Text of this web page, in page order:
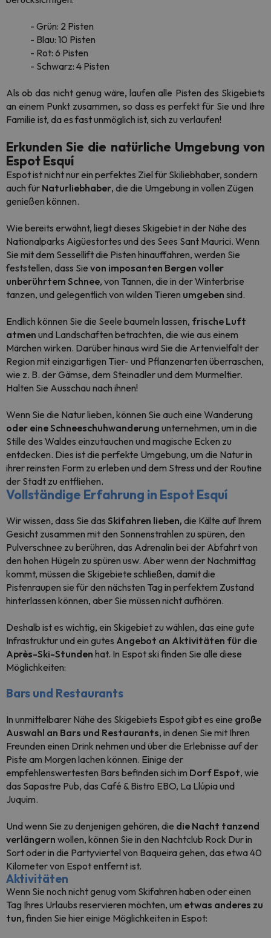
- Grün: 2 Pisten
- Blau: 10 Pisten
- Rot: 6 Pisten
- Schwarz: 4 Pisten
Als ob das nicht genug wäre, laufen alle Pisten des Skigebiets
an einem Punkt zusammen, so dass es perfekt für Sie und Ihre
Familie ist, da es fast unmöglich ist, sich zu verlaufen!
Erkunden Sie die natürliche Umgebung von
Espot Esquí
Espot ist nicht nur ein perfektes Ziel für Skiliebhaber, sondern
auch für Naturliebhaber, die die Umgebung in vollen Zügen
genießen können.
Wie bereits erwähnt, liegt dieses Skigebiet in der Nähe des
Nationalparks Aigüestortes und des Sees Sant Maurici. Wenn
Sie mit dem Sessellift die Pisten hinauffahren, werden Sie
feststellen, dass Sie von imposanten Bergen voller
unberührtem Schnee, von Tannen, die in der Winterbrise
tanzen, und gelegentlich von wilden Tieren umgeben sind.
Endlich können Sie die Seele baumeln lassen, frische Luft
atmen und Landschaften betrachten, die wie aus einem
Märchen wirken. Darüber hinaus wird Sie die Artenvielfalt der
Region mit einzigartigen Tier- und Pflanzenarten überraschen,
wie z. B. der Gämse, dem Steinadler und dem Murmeltier.
Halten Sie Ausschau nach ihnen!
Wenn Sie die Natur lieben, können Sie auch eine Wanderung
oder eine Schneeschuhwanderung unternehmen, um in die
Stille des Waldes einzutauchen und magische Ecken zu
entdecken. Dies ist die perfekte Umgebung, um die Natur in
ihrer reinsten Form zu erleben und dem Stress und der Routine
der Stadt zu entfliehen.
Vollständige Erfahrung in Espot Esquí
Wir wissen, dass Sie das Skifahren lieben, die Kälte auf Ihrem
Gesicht zusammen mit den Sonnenstrahlen zu spüren, den
Pulverschnee zu berühren, das Adrenalin bei der Abfahrt von
den hohen Hügeln zu spüren usw. Aber wenn der Nachmittag
kommt, müssen die Skigebiete schließen, damit die
Pistenraupen sie für den nächsten Tag in perfektem Zustand
hinterlassen können, aber Sie müssen nicht aufhören.
Deshalb ist es wichtig, ein Skigebiet zu wählen, das eine gute
Infrastruktur und ein gutes Angebot an Aktivitäten für die
Après-Ski-Stunden hat. In Espot ski finden Sie alle diese
Möglichkeiten:
Bars und Restaurants
In unmittelbarer Nähe des Skigebiets Espot gibt es eine große
Auswahl an Bars und Restaurants, in denen Sie mit Ihren
Freunden einen Drink nehmen und über die Erlebnisse auf der
Piste am Morgen lachen können. Einige der
empfehlenswertesten Bars befinden sich im Dorf Espot, wie
das Sapastre Pub, das Café & Bistro EBO, La Llúpia und
Juquim.
Und wenn Sie zu denjenigen gehören, die die Nacht tanzend
verlängern wollen, können Sie in den Nachtclub Rock Dur in
Sort oder in die Partyviertel von Baqueira gehen, das etwa 40
Kilometer von Espot entfernt ist.
Aktivitäten
Wenn Sie noch nicht genug vom Skifahren haben oder einen
Tag Ihres Urlaubs reservieren möchten, um etwas anderes zu
tun, finden Sie hier einige Möglichkeiten in Espot: